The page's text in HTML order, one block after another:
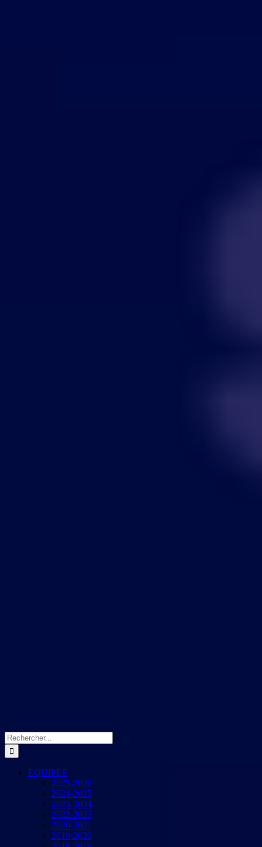
Rechercher:
EQUIPES
2025-2026
2024-2025
2023-2024
2022-2023
2020-2021
2019-2020